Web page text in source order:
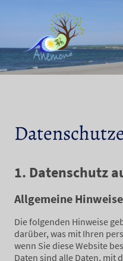
1. Datenschutz
Allgemeine Hinweise
Die folgenden Hinweise
darüber, was mit Ihren
wenn Sie diese Website
Daten sind alle Daten, mit